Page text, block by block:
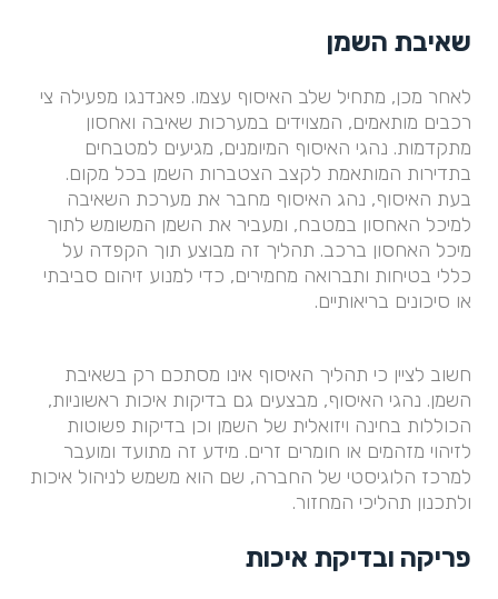
שאיבת השמן
לאחר מכן, מתחיל שלב האיסוף עצמו. פאנדנגו מפעילה צי
רכבים מותאמים, המצוידים במערכות שאיבה ואחסון
מתקדמות. נהגי האיסוף המיומנים, מגיעים למטבחים
בתדירות המותאמת לקצב הצטברות השמן בכל מקום.
בעת האיסוף, נהג האיסוף מחבר את מערכת השאיבה
למיכל האחסון במטבח, ומעביר את השמן המשומש לתוך
מיכל האחסון ברכב. תהליך זה מבוצע תוך הקפדה על
כללי בטיחות ותברואה מחמירים, כדי למנוע זיהום סביבתי
או סיכונים בריאותיים.
חשוב לציין כי תהליך האיסוף אינו מסתכם רק בשאיבת
השמן. נהגי האיסוף, מבצעים גם בדיקות איכות ראשוניות,
הכוללות בחינה ויזואלית של השמן וכן בדיקות פשוטות
לזיהוי מזהמים או חומרים זרים. מידע זה מתועד ומועבר
למרכז הלוגיסטי של החברה, שם הוא משמש לניהול איכות
ולתכנון תהליכי המחזור.
פריקה ובדיקת איכות